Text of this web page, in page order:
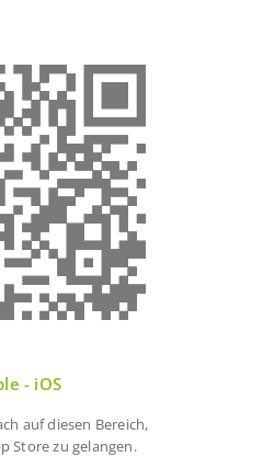
- iOS
auf diesen Bereich,
Store zu gelangen.